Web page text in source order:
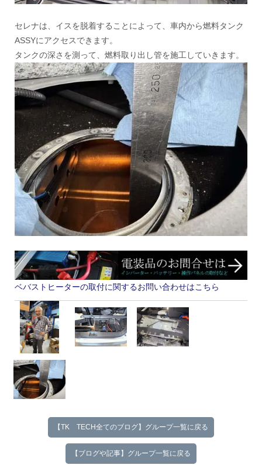
セレナは、イスを脱着することによって、車内から燃料タンク
ASSYにアクセスできます。
タンクの深さを測って、燃料取り出し管を施工していきます。
ベバストヒーターの取付に関するお問い合わせはこちら
【TK TECH全てのブログ】グループ一覧に戻る
【ブログや記事】グループ一覧に戻る